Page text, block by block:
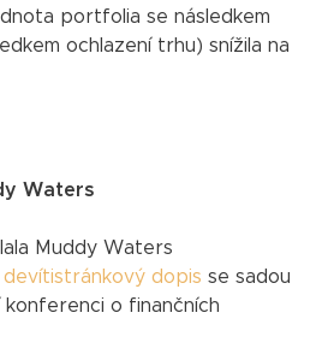
portfolia se následkem
ochlazení trhu) snížila na
Waters
Muddy Waters
devítistránkový dopis se sadou
o finančních